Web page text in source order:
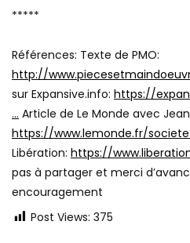
*****
Références: Texte de PMO:
http://
sur Expansive.info: https://
… Article de Le Monde avec
https://www.lemonde.fr/
Libération: https://
pas à partager et merci
encouragement
Post Views: 375